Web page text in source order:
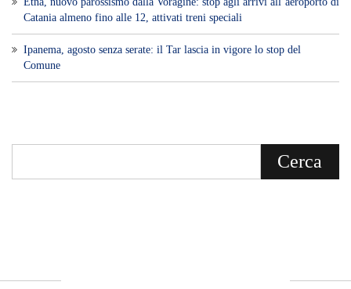
Catania almeno fino alle 12, attivati treni speciali
Ipanema, agosto senza serate: il Tar lascia in vigore lo stop del
Comune